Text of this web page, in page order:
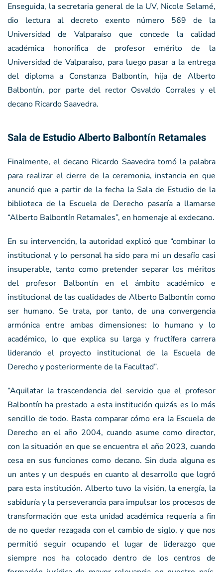
Enseguida, la secretaria general de la UV, Nicole Selamé,
dio lectura al decreto exento número 569 de la
Universidad de Valparaíso que concede la calidad
académica honorífica de profesor emérito de la
Universidad de Valparaíso, para luego pasar a la entrega
del diploma a Constanza Balbontín, hija de Alberto
Balbontín, por parte del rector Osvaldo Corrales y el
decano Ricardo Saavedra.
Sala de Estudio Alberto Balbontín Retamales
Finalmente, el decano Ricardo Saavedra tomó la palabra
para realizar el cierre de la ceremonia, instancia en que
anunció que a partir de la fecha la Sala de Estudio de la
biblioteca de la Escuela de Derecho pasaría a llamarse
“Alberto Balbontín Retamales”, en homenaje al exdecano.
En su intervención, la autoridad explicó que “combinar lo
institucional y lo personal ha sido para mi un desafío casi
insuperable, tanto como pretender separar los méritos
del profesor Balbontín en el ámbito académico e
institucional de las cualidades de Alberto Balbontín como
ser humano. Se trata, por tanto, de una convergencia
armónica entre ambas dimensiones: lo humano y lo
académico, lo que explica su larga y fructífera carrera
liderando el proyecto institucional de la Escuela de
Derecho y posteriormente de la Facultad”.
“Aquilatar la trascendencia del servicio que el profesor
Balbontín ha prestado a esta institución quizás es lo más
sencillo de todo. Basta comparar cómo era la Escuela de
Derecho en el año 2004, cuando asume como director,
con la situación en que se encuentra el año 2023, cuando
cesa en sus funciones como decano. Sin duda alguna es
un antes y un después en cuanto al desarrollo que logró
para esta institución. Alberto tuvo la visión, la energía, la
sabiduría y la perseverancia para impulsar los procesos de
transformación que esta unidad académica requería a fin
de no quedar rezagada con el cambio de siglo, y que nos
permitió seguir ocupando el lugar de liderazgo que
siempre nos ha colocado dentro de los centros de